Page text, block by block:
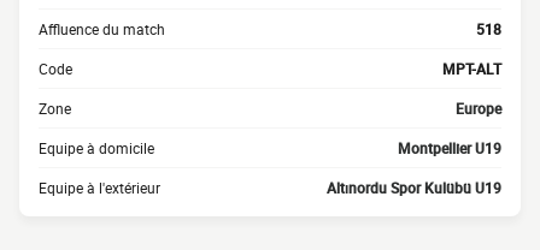
Affluence du match 518
Code MPT-ALT
Zone Europe
Equipe à domicile Montpellier U19
Equipe à l'extérieur Altınordu Spor Kulübü U19